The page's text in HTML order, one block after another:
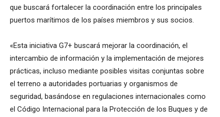
que buscará fortalecer la coordinación entre los principales
puertos marítimos de los países miembros y sus socios.
«Esta iniciativa G7+ buscará mejorar la coordinación, el
intercambio de información y la implementación de mejores
prácticas, incluso mediante posibles visitas conjuntas sobre
el terreno a autoridades portuarias y organismos de
seguridad, basándose en regulaciones internacionales como
el Código Internacional para la Protección de los Buques y de